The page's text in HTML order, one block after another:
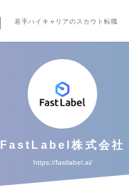
若手ハイキャリアのスカウト転職
FastLabel株式会社
https://fastlabel.ai/